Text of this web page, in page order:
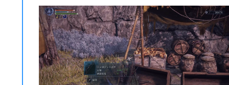
2019年06月 6
2019年05月 6